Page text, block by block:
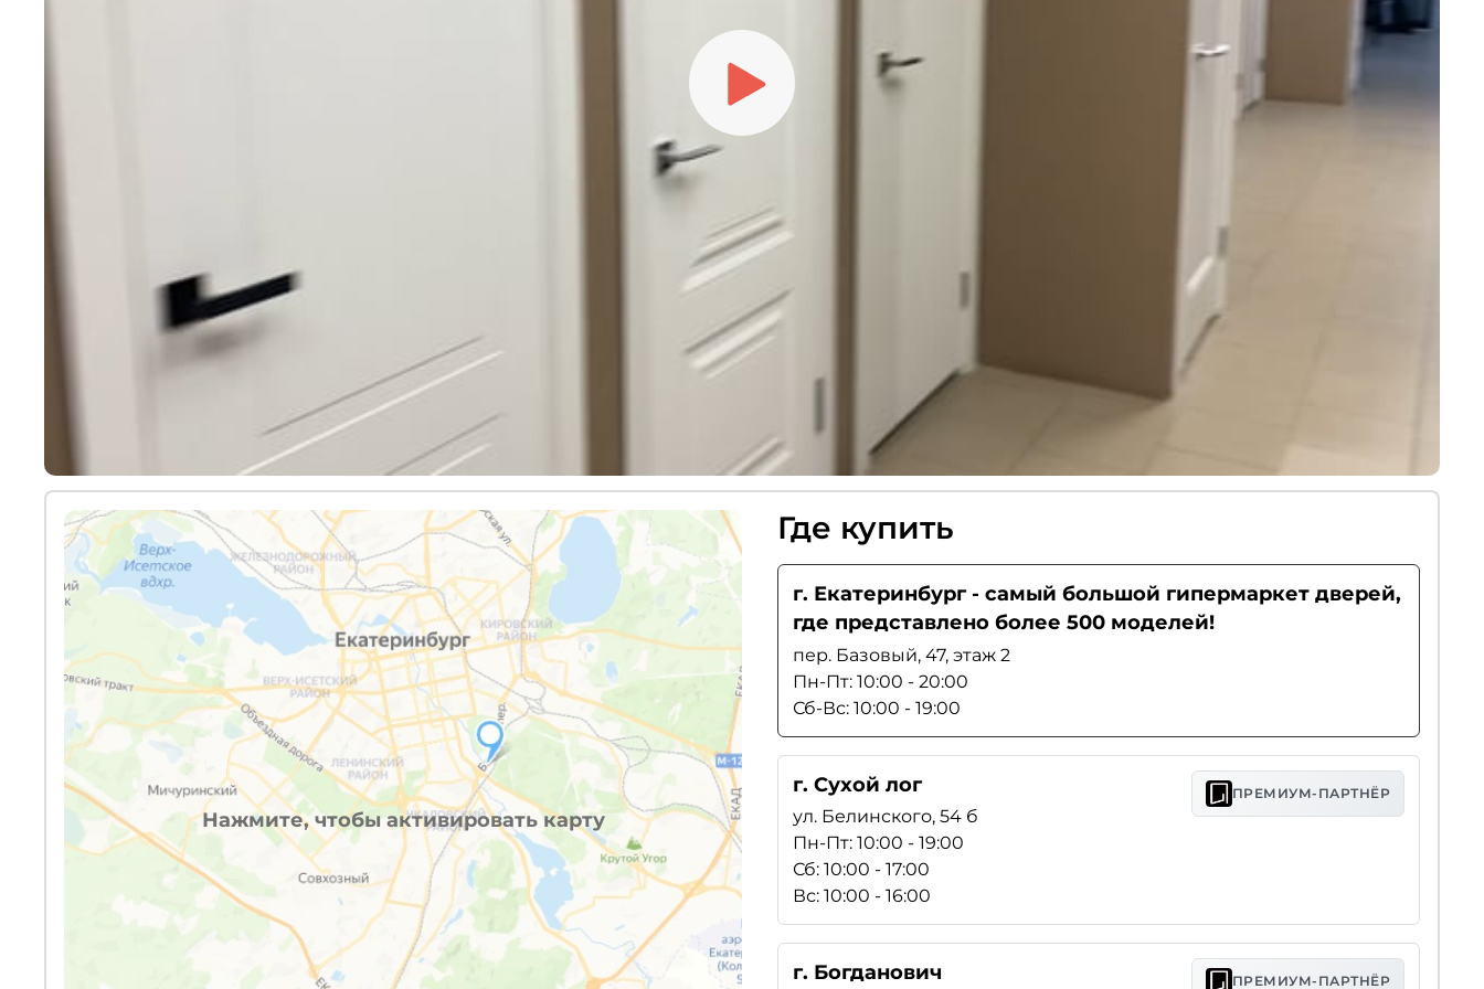
Нажмите, чтобы активировать карту
Где купить
г. Екатеринбург - самый большой гипермаркет дверей,
где представлено более 500 моделей!
пер. Базовый, 47, этаж 2
Пн-Пт: 10:00 - 20:00
Сб-Вс: 10:00 - 19:00
г. Сухой лог
ул. Белинского, 54 б
Пн-Пт: 10:00 - 19:00
Сб: 10:00 - 17:00
Вс: 10:00 - 16:00
ПРЕМИУМ-ПАРТНЁР
г. Богданович ПРЕМИУМ-ПАРТНЁР